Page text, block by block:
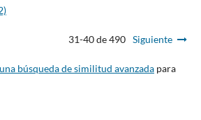
31-40 de 490 Siguiente
búsqueda de similitud avanzadapara